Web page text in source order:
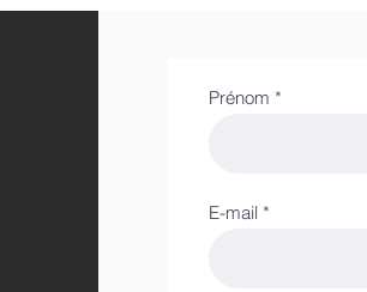
Prénom
E-mail